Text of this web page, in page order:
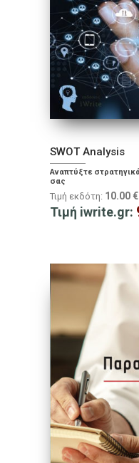
SWOT Analysis
Αναπτύξτε
σας
Τιμή εκδότη: 10.00 €
Τιμή iwrite.gr: